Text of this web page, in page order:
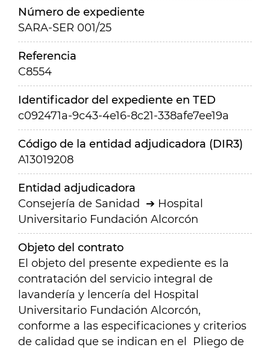
Número de expediente
SARA-SER 001/25
Referencia
C8554
Identificador del expediente en TED
c092471a-9c43-4e16-8c21-338afe7ee19a
Código de la entidad adjudicadora (DIR3)
A13019208
Entidad adjudicadora
Consejería de Sanidad
Hospital
Universitario Fundación Alcorcón
Objeto del contrato
El objeto del presente expediente es la
contratación del servicio integral de
lavandería y lencería del Hospital
Universitario Fundación Alcorcón,
conforme a las especificaciones y criterios
de calidad que se indican en el Pliego de